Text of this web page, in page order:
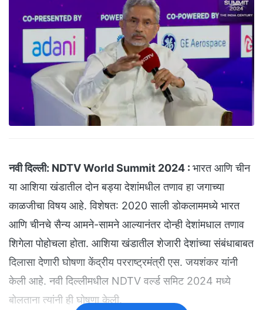
नवी दिल्ली: NDTV World Summit 2024 : भारत आणि चीन
या आशिया खंडातील दोन बड्या देशांमधील तणाव हा जगाच्या
काळजीचा विषय आहे. विशेषत: 2020 साली डोकलाममध्ये भारत
आणि चीनचे सैन्य आमने-सामने आल्यानंतर दोन्ही देशांमधाल तणाव
शिगेला पोहोचला होता. आशिया खंडातील शेजारी देशांच्या संबंधाबाबत
दिलासा देणारी घोषणा केंद्रीय परराष्ट्रमंत्री एस. जयशंकर यांनी
केली आहे. नवी दिल्लीमधील NDTV वर्ल्ड समिट 2024 मध्ये
बोलताना त्यांनी ही घोषणा केली.